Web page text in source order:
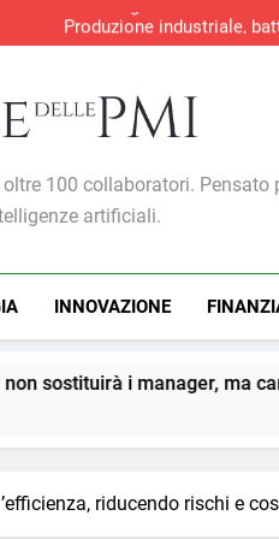
Produzione industriale,
S&P Global PMI®:
Produzione industriale,
S&P Global PMI®:
100 collaboratori. Pensato
artificiali.
INNOVAZIONE
ma cambierà il modo in cui
riducendo rischi e